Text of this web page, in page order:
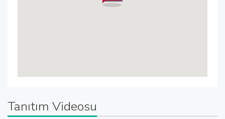
Tanıtım Videosu